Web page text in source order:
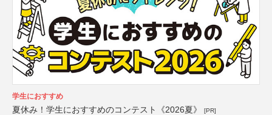
学生におすすめ
夏休み！学生におすすめのコンテスト《2026夏》 [PR]